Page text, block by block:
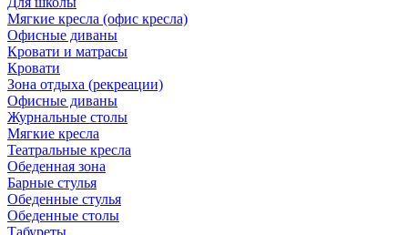
Мягкие кресла (офис кресла)
Офисные диваны
Кровати и матрасы
Кровати
Зона отдыха (рекреации)
Офисные диваны
Журнальные столы
Мягкие кресла
Театральные кресла
Обеденная зона
Барные стулья
Обеденные стулья
Обеденные столы
Табуреты